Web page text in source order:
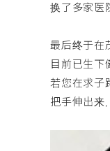
换了多家医
最后终于在
目前已生下
若您在求子
把手伸出来